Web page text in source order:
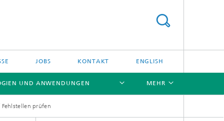
JOBS KONTAKT ENGLISH
UND ANWENDUNGEN MEHR
prüfen